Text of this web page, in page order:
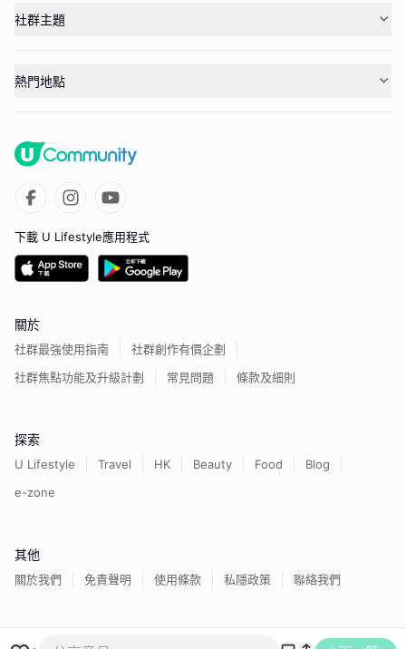
社群主題
熱門地點
下載 U Lifestyle應用程式
關於
社群最強使用指南
社群創作有價企劃
社群焦點功能及升級計劃
常見問題 條款及細則
探索
U Lifestyle Travel HK Beauty Food
Blog
e-zone
其他
關於我們 免責聲明 使用條款 私隱政策 聯絡我們